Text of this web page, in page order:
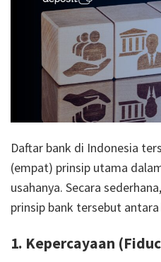
Daftar bank di Indonesia
(empat) prinsip utama
usahanya. Secara
prinsip bank tersebut
1. Kepercayaan